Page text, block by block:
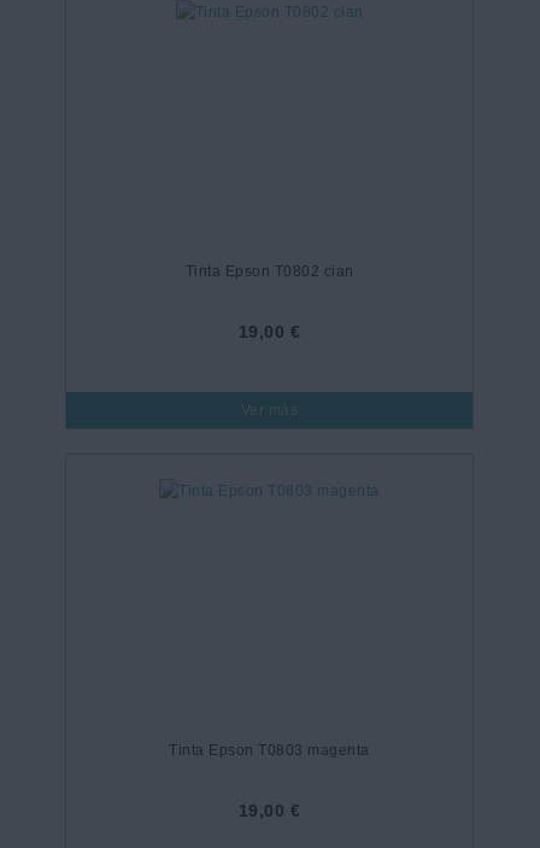
Tinta Epson T0802 cian
19,00 €
Ver más
Tinta Epson T0803 magenta
19,00 €